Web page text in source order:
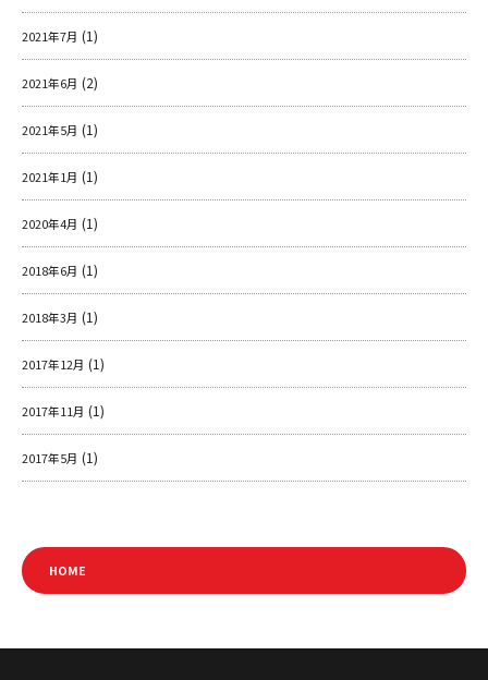
2021年7月 (1)
2021年6月 (2)
2021年5月 (1)
2021年1月 (1)
2020年4月 (1)
2018年6月 (1)
2018年3月 (1)
2017年12月 (1)
2017年11月 (1)
2017年5月 (1)
HOME